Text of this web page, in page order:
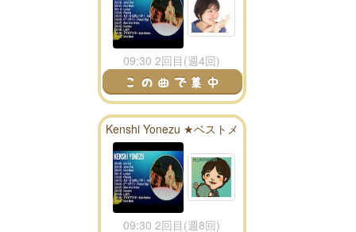
09:30 2回目(週4回)
Kenshi Yonezu ★ベストメ
ドレー★
09:30 2回目(週8回)